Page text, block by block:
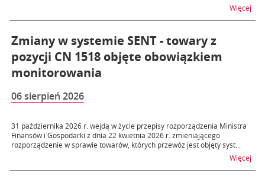
Więcej
Zmiany w systemie SENT - towary z
pozycji CN 1518 objęte obowiązkiem
monitorowania
06 sierpień 2026
31 października 2026 r. wejdą w życie przepisy rozporządzenia Ministra
Finansów i Gospodarki z dnia 22 kwietnia 2026 r. zmieniającego
rozporządzenie w sprawie towarów, których przewóz jest objęty syst...
Więcej